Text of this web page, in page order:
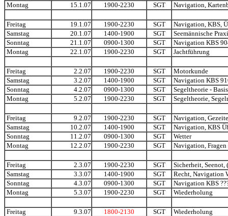
Montag
15.1.07 1900-2230 SGT Navigation,
Freitag 19.1.07 1900-2230 SGT
Navigation, KBS,
Samstag
20.1.07 1400-1900 SGT
Seemännische
Sonntag
21.1.07 0900-1300 SGT
Navigation KBS
Montag
22.1.07 1900-2230 SGT Jachtführung
Freitag 2.2.07 1900-2230 SGT
Motorkunde
Samstag
3.2.07 1400-1900 SGT
Navigation KBS
Sonntag
4.2.07 0900-1300 SGT
Segeltheorie - Basis
Montag
5.2.07 1900-2230 SGT Segeltheorie,
Freitag 9.2.07 1900-2230 SGT
Navigation,
Samstag
10.2.07 1400-1900 SGT
Navigation, KBS
Sonntag
11.2.07 0900-1300 SGT
Wetter
Montag
12.2.07 1900-2230 SGT Navigation, Fragen
Freitag 2.3.07 1900-2230 SGT
Sicherheit, Seenot,
Samstag
3.3.07 1400-1900 SGT
Recht, Navigation
Sonntag
4.3.07 0900-1300 SGT
Navigation KBS
Montag
5.3.07 1900-2230 SGT Wiederholung
Freitag 9.3.07 1800-2130 SGT
Wiederholung